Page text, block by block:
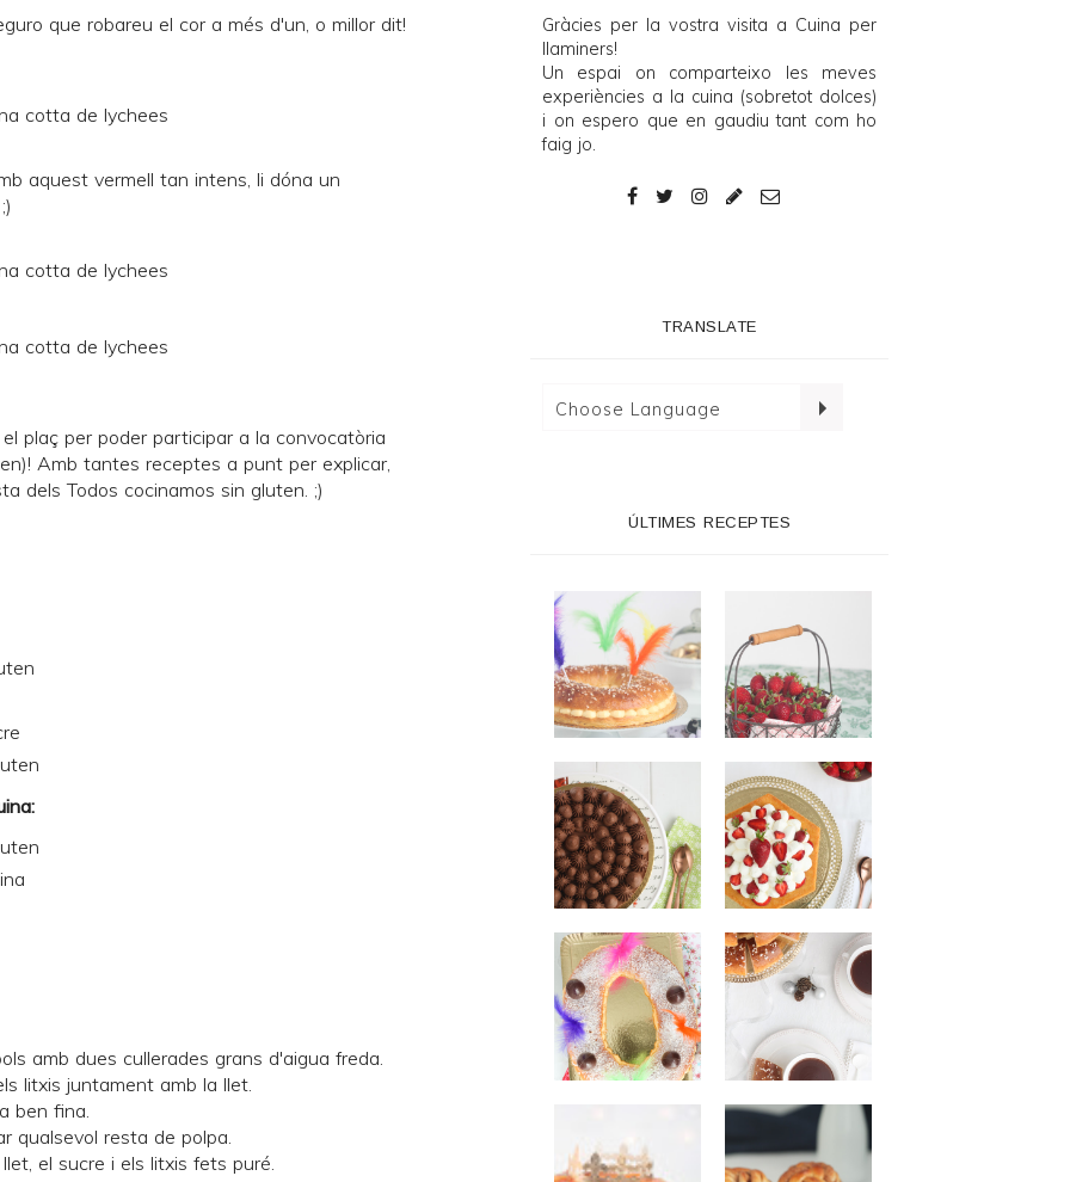
que robareu el cor a més d'un, o millor dit!
aquest vermell tan intens, li dóna un
plaç per poder participar a la convocatòria
Amb tantes receptes a punt per explicar,
delsTodos cocinamos sin gluten. ;)
amb dues cullerades grans d'aigua freda.
litxis juntament amb la llet.
ben fina.
qualsevol resta de polpa.
el sucre i els litxis fets puré.
Gràcies per la vostra visita a Cuina per
llaminers!
Un espai on comparteixo les meves
experiències a la cuina (sobretot dolces)
i on espero que en gaudiu tant com ho
faig jo.
TRANSLATE
ÚLTIMES RECEPTES